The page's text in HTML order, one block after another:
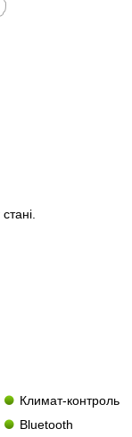
Климат-контроль
Bluetooth